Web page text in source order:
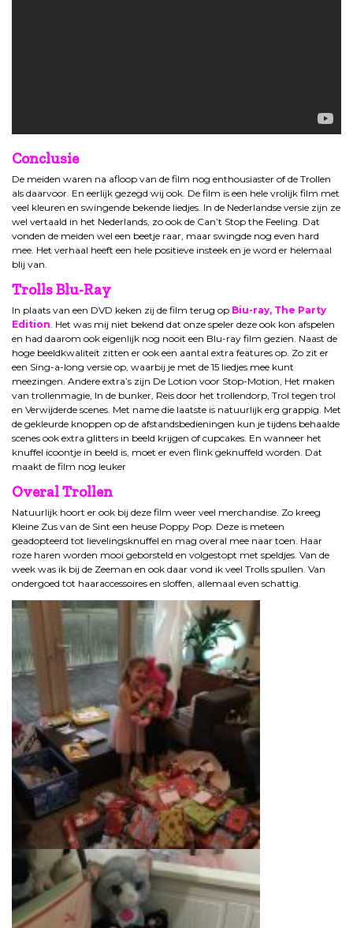
Conclusie
De meiden waren na afloop van de film nog enthousiaster of de Trollen
als daarvoor. En eerlijk gezegd wij ook. De film is een hele vrolijk film met
veel kleuren en swingende bekende liedjes. In de Nederlandse versie zijn ze
wel vertaald in het Nederlands, zo ook de Can’t Stop the Feeling. Dat
vonden de meiden wel een beetje raar, maar swingde nog even hard
mee. Het verhaal heeft een hele positieve insteek en je word er helemaal
blij van.
Trolls Blu-Ray
In plaats van een DVD keken zij de film terug op Biu-ray, The Party
Edition . Het was mij niet bekend dat onze speler deze ook kon afspelen
en had daarom ook eigenlijk nog nooit een Blu-ray film gezien. Naast de
hoge beeldkwaliteit zitten er ook een aantal extra features op. Zo zit er
een Sing-a-long versie op, waarbij je met de 15 liedjes mee kunt
meezingen. Andere extra’s zijn De Lotion voor Stop-Motion, Het maken
van trollenmagie, In de bunker, Reis door het trollendorp, Trol tegen trol
en Verwijderde scenes. Met name die laatste is natuurlijk erg grappig. Met
de gekleurde knoppen op de afstandsbedieningen kun je tijdens behaalde
scenes ook extra glitters in beeld krijgen of cupcakes. En wanneer het
knuffel icoontje in beeld is, moet er even flink geknuffeld worden. Dat
maakt de film nog leuker
Overal Trollen
Natuurlijk hoort er ook bij deze film weer veel merchandise. Zo kreeg
Kleine Zus van de Sint een heuse Poppy Pop. Deze is meteen
geadopteerd tot lievelingsknuffel en mag overal mee naar toen. Haar
roze haren worden mooi geborsteld en volgestopt met speldjes. Van de
week was ik bij de Zeeman en ook daar vond ik veel Trolls spullen. Van
ondergoed tot haaraccessoires en sloffen, allemaal even schattig.